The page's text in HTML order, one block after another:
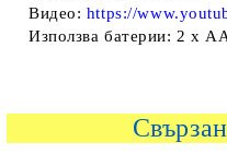
Видео: https://
Използва батерии: 2 х